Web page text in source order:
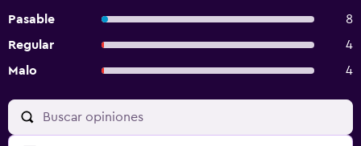
Pasable
8
Regular
4
Malo
4